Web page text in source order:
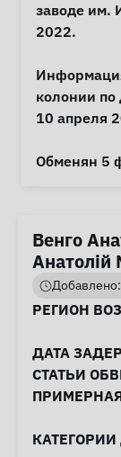
заводе им.
2022.
колонии по
10 апреля
Обменян 5
Венго
Анатолій
РЕГИОН
ДАТА
СТАТЬИ